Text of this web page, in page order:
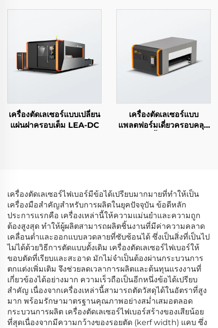
เครื่องตัดเลเซอร์แบบเปลี่ยน
แผ่นฝาครอบเต็ม LEA-DC
เครื่องตัดเลเซอร์แบบ
แพลตฟอร์มเดี่ยวครอบคลุม
เครื่องตัดเลเซอร์ไฟเบอร์มีข้อได้เปรียบมากมายที่ทำให้เป็น
เครื่องมือสำคัญสำหรับการผลิตในยุคปัจจุบัน ข้อดีหลัก
ประการแรกคือ เครื่องเหล่านี้ให้ความแม่นยำและความถูก
ต้องสูงสุด ทำให้ผู้ผลิตสามารถผลิตชิ้นงานที่มีค่าความคลาด
เคลื่อนต่ำและออกแบบลวดลายที่ซับซ้อนได้ ซึ่งเป็นสิ่งที่เป็นไป
ไม่ได้ด้วยวิธีการตัดแบบดั้งเดิม เครื่องตัดเลเซอร์ไฟเบอร์ให้
ขอบตัดที่เรียบและสะอาด มักไม่จำเป็นต้องผ่านกระบวนการ
ตกแต่งเพิ่มเติม จึงช่วยลดเวลาการผลิตและต้นทุนแรงงานที่
เกี่ยวข้องได้อย่างมาก ความเร็วถือเป็นอีกหนึ่งข้อได้เปรียบ
สำคัญ เนื่องจากเครื่องเหล่านี้สามารถตัดวัสดุได้ในอัตราที่สูง
มาก พร้อมรักษามาตรฐานคุณภาพอย่างสม่ำเสมอตลอด
กระบวนการผลิต เครื่องตัดเลเซอร์ไฟเบอร์สร้างของเสียน้อย
ที่สุดเนื่องจากมีความกว้างของรอยตัด (kerf width) แคบ ซึ่ง